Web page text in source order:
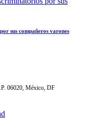
sus compañeros varones
06020, México, DF